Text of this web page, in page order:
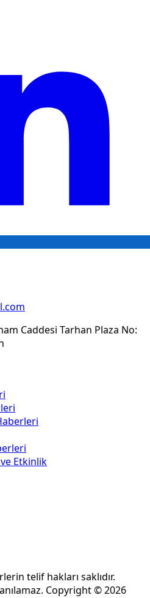
Caddesi Tarhan Plaza No:
Etkinlik
telif hakları saklıdır.
Copyright © 2026